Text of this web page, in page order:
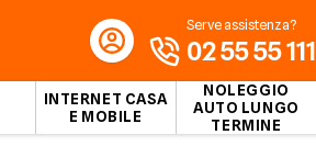
INTERNET CASA
E MOBILE
NOLEGGIO
AUTO LUNGO
TERMINE
Serve assistenza?
02 55 55 111